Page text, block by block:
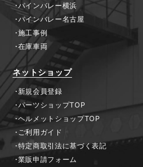
パインバレー横浜
パインバレー名古屋
施工事例
在庫車両
ネットショップ
新規会員登録
パーツショップTOP
ヘルメットショップTOP
ご利用ガイド
特定商取引法に基づく表記
業販申請フォーム